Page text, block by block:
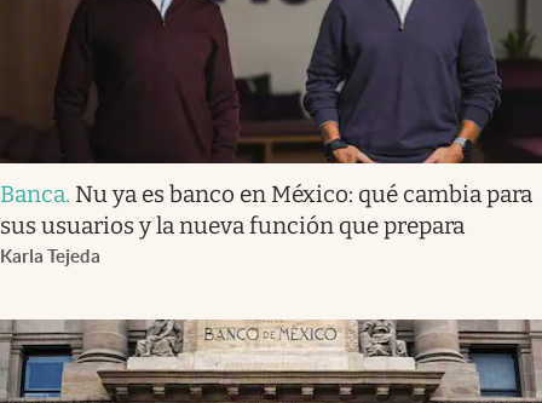
Banca. Nu ya es banco en México: qué cambia para
sus usuarios y la nueva función que prepara
Karla Tejeda